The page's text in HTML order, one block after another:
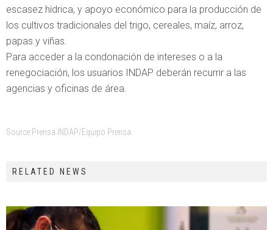
escasez hídrica, y apoyo económico para la producción de
los cultivos tradicionales del trigo, cereales, maíz, arroz,
papas y viñas.
Para acceder a la condonación de intereses o a la
renegociación, los usuarios INDAP deberán recurrir a las
agencias y oficinas de área.
Source:Prensa INDAP/Equipo Prensa
RELATED NEWS